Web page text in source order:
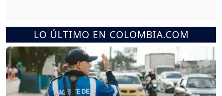
LO ÚLTIMO EN COLOMBIA.COM